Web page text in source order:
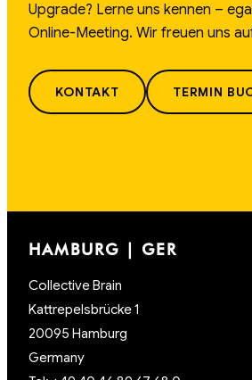
Upgrade? Lerne uns kennen –
Online-Meeting. Wir freuen uns
KONTAKT TERMIN
HAMBURG | GER
Collective Brain
Kattrepelsbrücke 1
20095 Hamburg
Germany